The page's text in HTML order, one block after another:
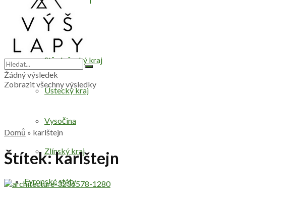
Praha
Středočeský kraj
Ústecký kraj
Vysočina
Zlínský kraj
Evropské státy
Žádný výsledek
Zobrazit všechny výsledky
Domů » karlštejn
Štítek:karlštejn